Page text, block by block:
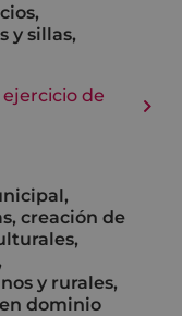
y sillas,
de
creación de
y rurales,
dominio